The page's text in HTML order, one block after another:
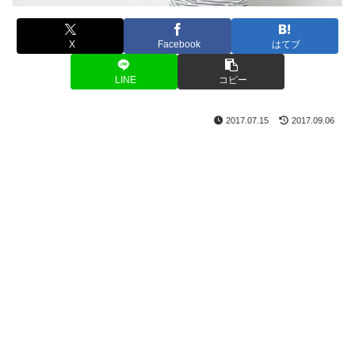
X Facebook はてブ
LINE コピー
2017.07.15 2017.09.06